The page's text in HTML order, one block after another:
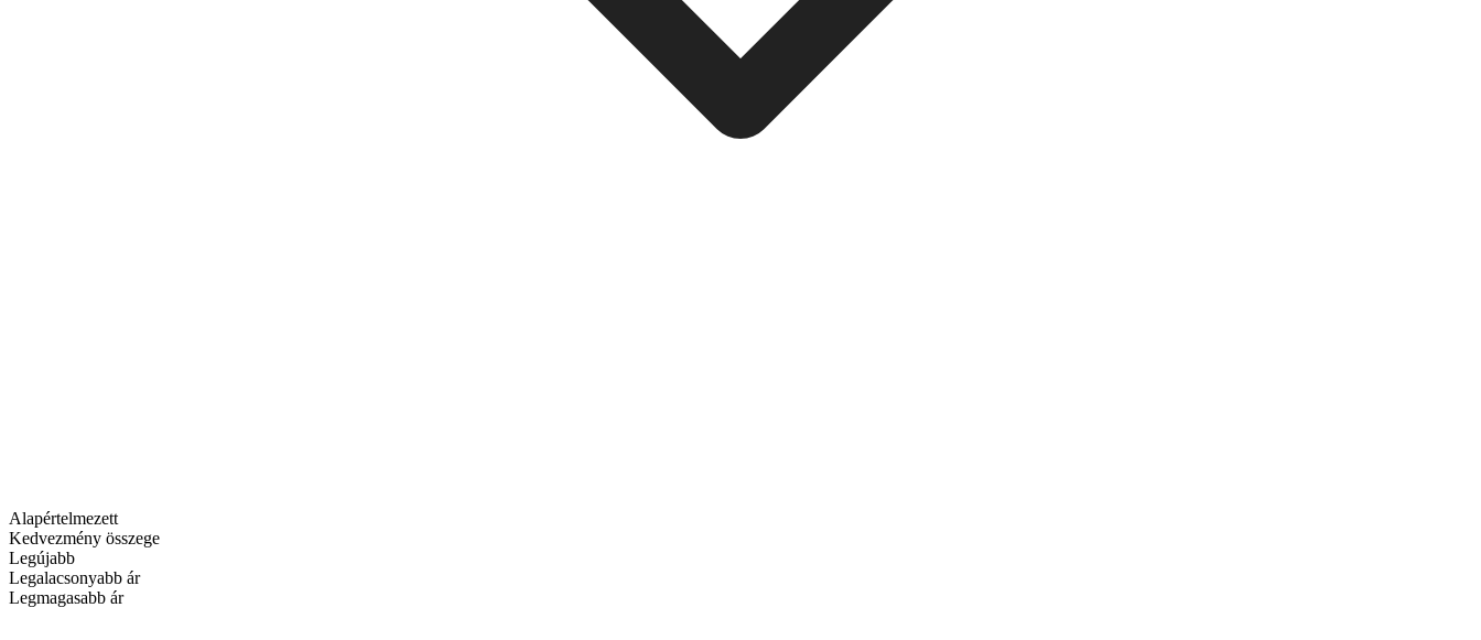
Alapértelmezett
Kedvezmény összege
Legújabb
Legalacsonyabb ár
Legmagasabb ár